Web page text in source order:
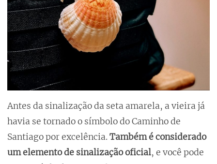
Antes da sinalização da seta amarela, a vieira já
havia se tornado o símbolo do Caminho de
Santiago por excelência. Também é considerado
um elemento de sinalização oficial, e você pode